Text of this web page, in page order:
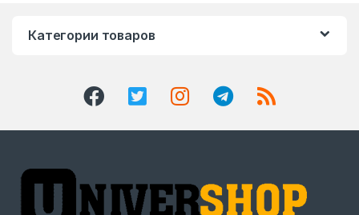
Категории товаров